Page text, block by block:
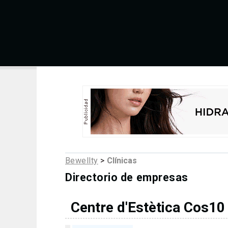
Bewellty > Clínicas
Directorio de empresas
Centre d'Estètica Cos10